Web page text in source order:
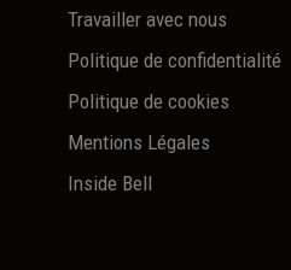
Travailler avec nous
Politique de confidentialité
Politique de cookies
Mentions Légales
Inside Bell